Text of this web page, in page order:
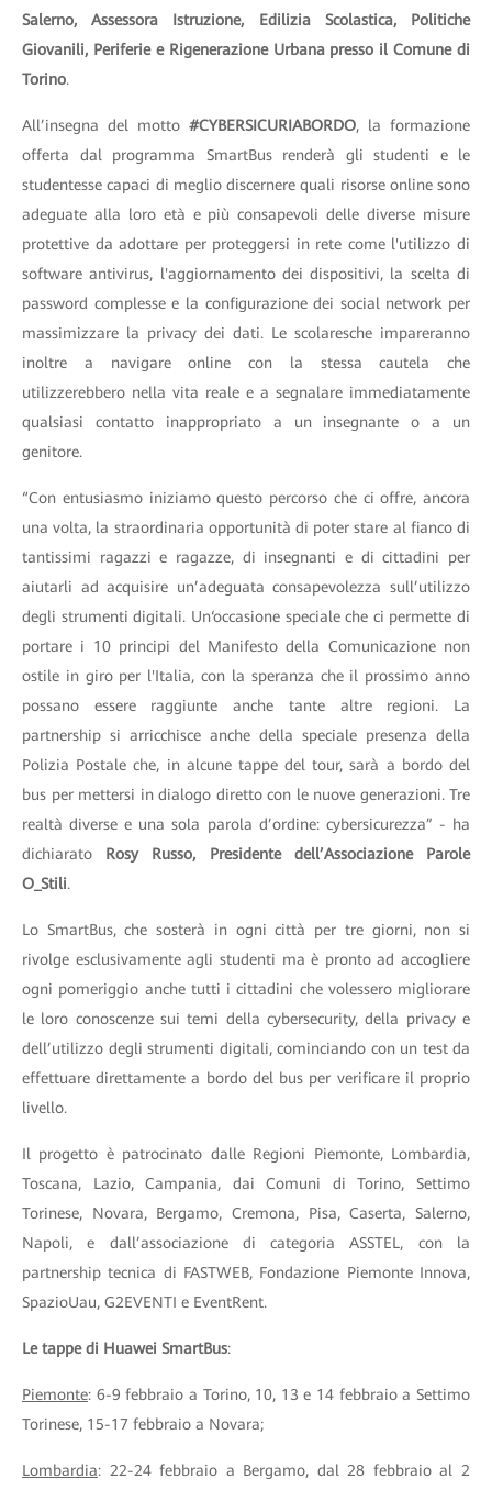
Salerno, Assessora Istruzione, Edilizia Scolastica, Politiche
Giovanili, Periferie e Rigenerazione Urbana presso il Comune di
Torino.
All’insegna del motto #CYBERSICURIABORDO, la formazione
offerta dal programma SmartBus renderà gli studenti e le
studentesse capaci di meglio discernere quali risorse online sono
adeguate alla loro età e più consapevoli delle diverse misure
protettive da adottare per proteggersi in rete come l'utilizzo di
software antivirus, l'aggiornamento dei dispositivi, la scelta di
password complesse e la configurazione dei social network per
massimizzare la privacy dei dati. Le scolaresche impareranno
inoltre a navigare online con la stessa cautela che
utilizzerebbero nella vita reale e a segnalare immediatamente
qualsiasi contatto inappropriato a un insegnante o a un
genitore.
“Con entusiasmo iniziamo questo percorso che ci offre, ancora
una volta, la straordinaria opportunità di poter stare al fianco di
tantissimi ragazzi e ragazze, di insegnanti e di cittadini per
aiutarli ad acquisire un’adeguata consapevolezza sull’utilizzo
degli strumenti digitali. Un‘occasione speciale che ci permette di
portare i 10 principi del Manifesto della Comunicazione non
ostile in giro per l'Italia, con la speranza che il prossimo anno
possano essere raggiunte anche tante altre regioni. La
partnership si arricchisce anche della speciale presenza della
Polizia Postale che, in alcune tappe del tour, sarà a bordo del
bus per mettersi in dialogo diretto con le nuove generazioni. Tre
realtà diverse e una sola parola d’ordine: cybersicurezza” - ha
dichiarato Rosy Russo, Presidente dell’Associazione Parole
O_Stili.
Lo SmartBus, che sosterà in ogni città per tre giorni, non si
rivolge esclusivamente agli studenti ma è pronto ad accogliere
ogni pomeriggio anche tutti i cittadini che volessero migliorare
le loro conoscenze sui temi della cybersecurity, della privacy e
dell’utilizzo degli strumenti digitali, cominciando con un test da
effettuare direttamente a bordo del bus per verificare il proprio
livello.
Il progetto è patrocinato dalle Regioni Piemonte, Lombardia,
Toscana, Lazio, Campania, dai Comuni di Torino, Settimo
Torinese, Novara, Bergamo, Cremona, Pisa, Caserta, Salerno,
Napoli, e dall’associazione di categoria ASSTEL, con la
partnership tecnica di FASTWEB, Fondazione Piemonte Innova,
SpazioUau, G2EVENTI e EventRent.
Le tappe di Huawei SmartBus:
Piemonte: 6-9 febbraio a Torino, 10, 13 e 14 febbraio a Settimo
Torinese, 15-17 febbraio a Novara;
Lombardia: 22-24 febbraio a Bergamo, dal 28 febbraio al 2